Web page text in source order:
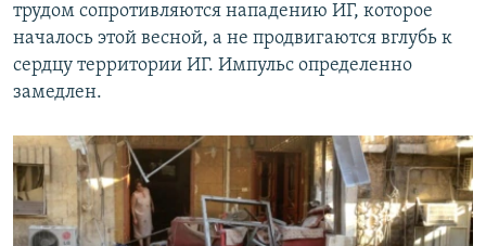
трудом сопротивляются нападению ИГ, которое
началось этой весной, а не продвигаются вглубь к
сердцу территории ИГ. Импульс определенно
замедлен.